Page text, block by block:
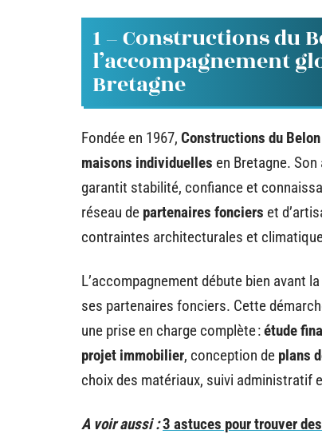
1 – Constructions du
l’accompagnement
Bretagne
Fondée en 1967, Constructions du Belon
maisons individuelles en Bretagne.
garantit stabilité, confiance et
réseau de partenaires fonciers et
contraintes architecturales et
L’accompagnement débute bien avant
ses partenaires fonciers. Cette
une prise en charge complète :étude
projet immobilier, conception de plans
choix des matériaux, suivi administratif
A voir aussi :3 astuces pour trouver